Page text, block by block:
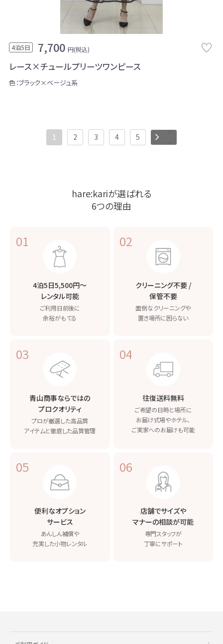
4泊5日 7,700 円(税込)
レース×チュールプリーツワンピース
色：ブラック×ベージュ系
1 2 3 4 5
次
へ
hare:kariが選ばれる
6つの理由
01
4泊5日5,500円〜
レンタル可能
ご利用日前後に
余裕がもてる
02
クリーニング不要 /
保管不要
面倒なクリーニングや
置き場所に困らない
03
青山商事ならではの
プロクオリティ
プロが厳選した高品質
アイテムと徹底した品質管理
04
往復送料無料
ご希望の日時と場所に
お届け式場やホテル、
ご実家へのお届けも可能
05
便利なオプション
サービス
あんしん補償や
充実した小物レンタル
06
店舗でサイズや
マナーの相談が可能
専門スタッフが
丁寧にサポート